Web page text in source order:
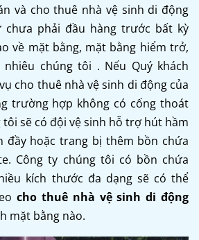
và cho thuê nhà vệ sinh di động
chưa phải đầu hàng trước bất kỳ
về mặt bằng, mặt bằng hiểm trở,
chúng tôi . Nếu Quý khách
cho thuê nhà vệ sinh di động của
trường hợp không có cống thoát
sẽ có đội vệ sinh hỗ trợ hút hầm
đầy hoặc trang bị thêm bồn chứa
Công ty chúng tôi có bồn chứa
kích thước đa dạng sẽ có thể
cho thuê nhà vệ sinh di động
mặt bằng nào.